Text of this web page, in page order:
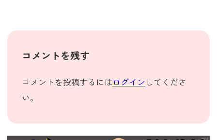
コメントを残す
コメントを投稿するには ログイン してくださ
い。